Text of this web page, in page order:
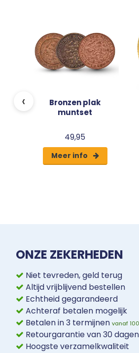
‹
Bronzen plak
muntset
49,95
Meer info
ONZE ZEKERHEDEN
Niet tevreden, geld terug
Altijd vrijblijvend bestellen
Echtheid gegarandeerd
Achteraf betalen mogelijk
Betalen in 3 termijnen vanaf
Retourgarantie van 30 dagen
Hoogste verzamelkwaliteit